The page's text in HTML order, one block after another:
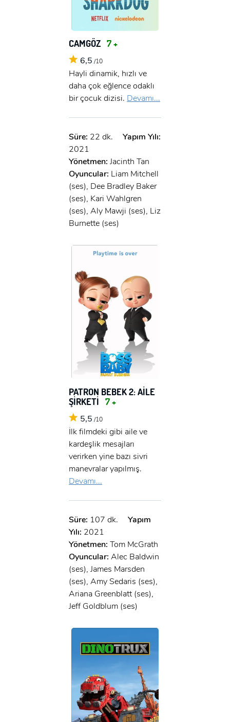
GIRIŞ YAP
E-Posta:
Şifre:
Beni Hatırla Şifremi Unuttum ?
ÜYE OL
Ad Soyad:
E-Posta:
Şifre:
GIRIŞ
CAMGÖZ 7 +
6,5 /10
Hayli dinamik, hızlı ve
daha çok eğlence odaklı
bir çocuk dizisi. Devamı...
Süre: 22 dk.
Yapım Yılı:
2021
Yönetmen: Jacinth Tan
Oyuncular: Liam Mitchell
(ses), Dee Bradley Baker
(ses), Kari Wahlgren
(ses), Aly Mawji (ses), Liz
Burnette (ses)
PATRON BEBEK 2: AİLE
ŞİRKETİ 7 +
5,5 /10
İlk filmdeki gibi aile ve
kardeşlik mesajları
verirken yine bazı sivri
manevralar yapılmış.
Devamı...
Süre: 107 dk.
Yapım
Yılı: 2021
Yönetmen: Tom McGrath
Oyuncular: Alec Baldwin
(ses), James Marsden
(ses), Amy Sedaris (ses),
Ariana Greenblatt (ses),
Jeff Goldblum (ses)